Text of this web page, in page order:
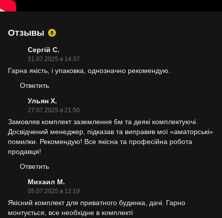
Отзывы 8
Сергій С.
31.07.2025 в 14:37
Гарна якість, і упаковка, однозначно рекомендую.
Ответить
Ульян Х.
27.07.2025 в 21:50
Замовляв комплект заземлення 6м та деякі комплектуючі.
Досвідчений менеджер, підказав та виправив мої «аматорські»
помилки. Рекомендую! Все якісна та професійна робота
продавця!
Ответить
Михаил М.
05.07.2025 в 12:19
Якісний комплект для приватного будинка, дачі. Гарно
монтується, все необхідне в комплекті